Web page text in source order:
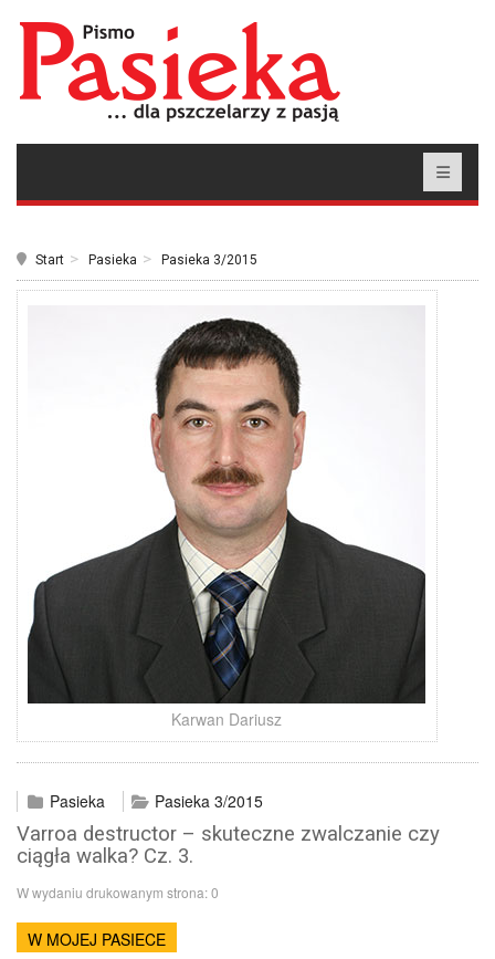
Start Pasieka Pasieka 3/2015
Karwan Dariusz
Pasieka Pasieka 3/2015
Varroa destructor – skuteczne zwalczanie czy
ciągła walka? Cz. 3.
W wydaniu drukowanym strona:0
W MOJEJ PASIECE